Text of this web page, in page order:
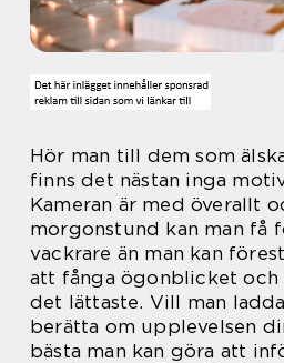
Hör man till dem som
finns det nästan inga
Kameran är med överallt
morgonstund kan man få
vackrare än man kan
att fånga ögonblicket
det lättaste. Vill man
berätta om upplevelsen
bästa man kan göra att